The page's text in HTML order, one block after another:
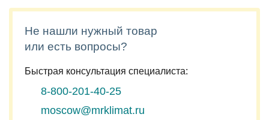
Не нашли нужный товар
или есть вопросы?
Быстрая консультация специалиста:
8-800-201-40-25
moscow@mrklimat.ru